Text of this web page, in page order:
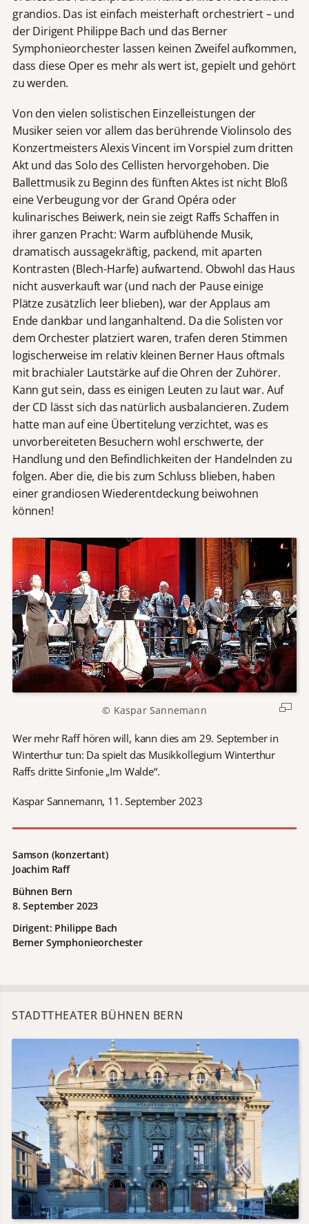
grandios. Das ist einfach meisterhaft orchestriert – und
der Dirigent Philippe Bach und das Berner
Symphonieorchester lassen keinen Zweifel aufkommen,
dass diese Oper es mehr als wert ist, gepielt und gehört
zu werden.
Von den vielen solistischen Einzelleistungen der
Musiker seien vor allem das berührende Violinsolo des
Konzertmeisters Alexis Vincent im Vorspiel zum dritten
Akt und das Solo des Cellisten hervorgehoben. Die
Ballettmusik zu Beginn des fünften Aktes ist nicht Bloß
eine Verbeugung vor der Grand Opéra oder
kulinarisches Beiwerk, nein sie zeigt Raffs Schaffen in
ihrer ganzen Pracht: Warm aufblühende Musik,
dramatisch aussagekräftig, packend, mit aparten
Kontrasten (Blech-Harfe) aufwartend. Obwohl das Haus
nicht ausverkauft war (und nach der Pause einige
Plätze zusätzlich leer blieben), war der Applaus am
Ende dankbar und langanhaltend. Da die Solisten vor
dem Orchester platziert waren, trafen deren Stimmen
logischerweise im relativ kleinen Berner Haus oftmals
mit brachialer Lautstärke auf die Ohren der Zuhörer.
Kann gut sein, dass es einigen Leuten zu laut war. Auf
der CD lässt sich das natürlich ausbalancieren. Zudem
hatte man auf eine Übertitelung verzichtet, was es
unvorbereiteten Besuchern wohl erschwerte, der
Handlung und den Befindlichkeiten der Handelnden zu
folgen. Aber die, die bis zum Schluss blieben, haben
einer grandiosen Wiederentdeckung beiwohnen
können!
© Kaspar Sannemann
Wer mehr Raff hören will, kann dies am 29. September in
Winterthur tun: Da spielt das Musikkollegium Winterthur
Raffs dritte Sinfonie „Im Walde“.
Kaspar Sannemann, 11. September 2023
Samson (konzertant)
Joachim Raff
Bühnen Bern
8. September 2023
Dirigent: Philippe Bach
Berner Symphonieorchester
STADTTHEATER BÜHNEN BERN